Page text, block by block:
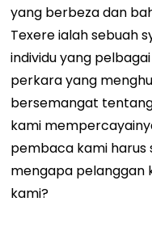
yang berbeza dan
Texere ialah sebuah
individu yang
perkara yang
bersemangat
kami
pembaca kami harus
mengapa pelanggan
kami?